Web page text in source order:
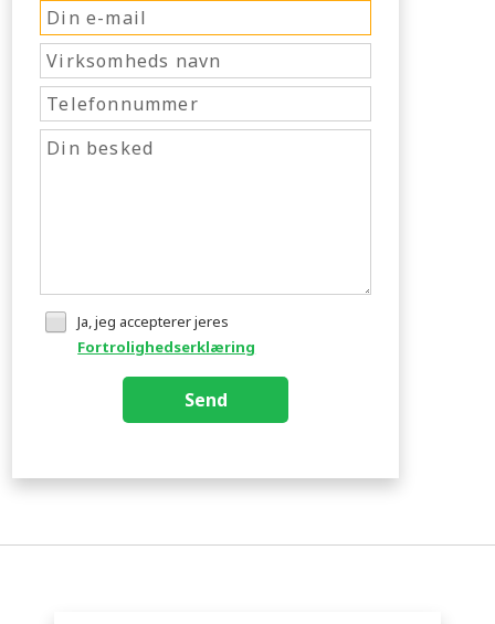
Ja, jeg accepterer jeres
Fortrolighedserklæring
Send